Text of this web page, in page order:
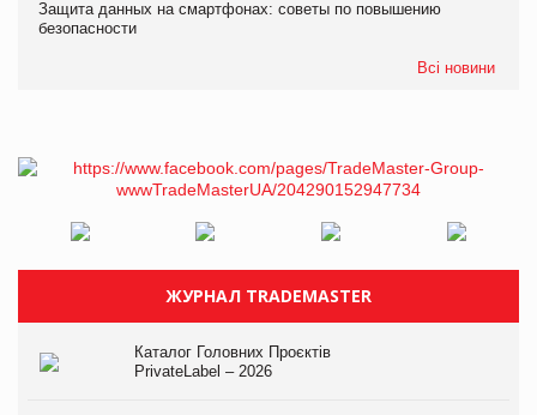
Защита данных на смартфонах: советы по повышению
безопасности
Всі новини
ЖУРНАЛ TRADEMASTER
Каталог Головних Проєктів
PrivateLabel – 2026